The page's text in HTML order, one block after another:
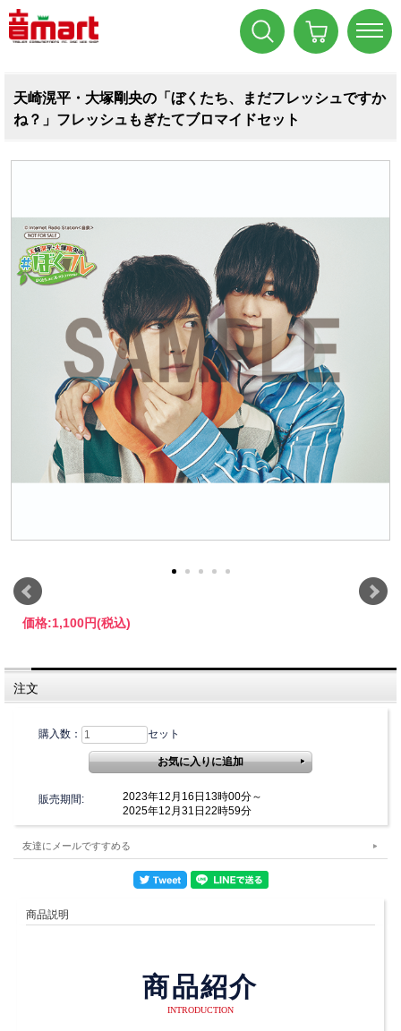
天崎滉平・大塚剛央の「ぼくたち、まだフレッシュですか
ね？」フレッシュもぎたてブロマイドセット
価格:1,100円(税込)
注文
購入数： セット
販売期間:
2023年12月16日13時00分～
2025年12月31日22時59分
友達にメールですすめる
商品説明
商品紹介
INTRODUCTION